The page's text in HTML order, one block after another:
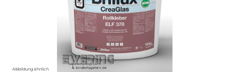
Abbildung ähnlich